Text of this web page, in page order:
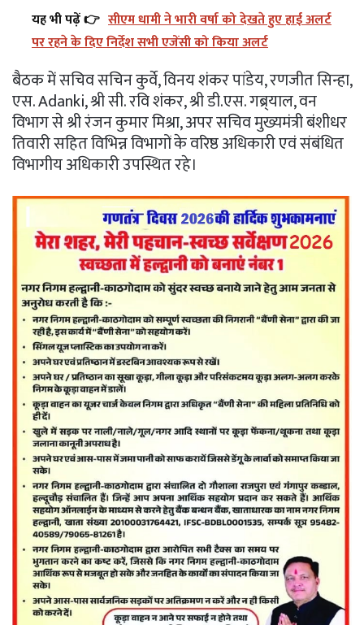
यह भी पढ़ें 👉 सीएम धामी ने भारी वर्षा को देखते हुए हाई अलर्ट
पर रहने के दिए निर्देश सभी एजेंसी को किया अलर्ट
बैठक में सचिव सचिन कुर्वे, विनय शंकर पांडेय, रणजीत सिन्हा,
एस. Adanki, श्री सी. रवि शंकर, श्री डी.एस. गब्र्याल, वन
विभाग से श्री रंजन कुमार मिश्रा, अपर सचिव मुख्यमंत्री बंशीधर
तिवारी सहित विभिन्न विभागों के वरिष्ठ अधिकारी एवं संबंधित
विभागीय अधिकारी उपस्थित रहे।